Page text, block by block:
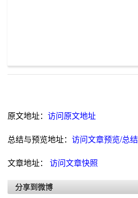
原文地址： 访问原文地址
总结与预览地址： 访问文章预览/总结
文章地址： 访问文章快照
分享到微博